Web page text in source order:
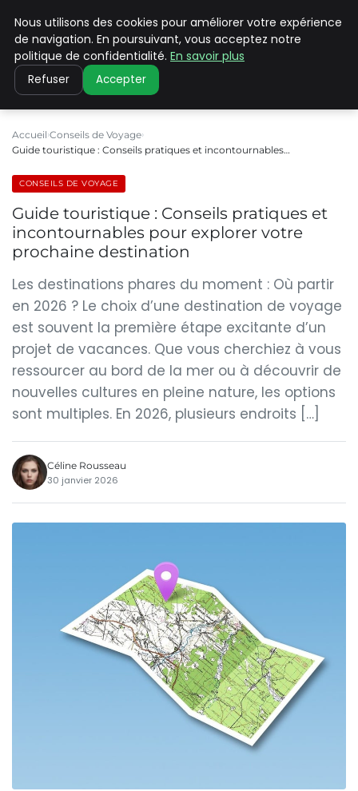
PILAT PATRIMOINES
Accueil Conseils de Voyage
Guide touristique : Conseils pratiques et incontournables…
CONSEILS DE VOYAGE
Guide touristique : Conseils pratiques et
incontournables pour explorer votre
prochaine destination
Les destinations phares du moment : Où partir
en 2026 ? Le choix d’une destination de voyage
est souvent la première étape excitante d’un
projet de vacances. Que vous cherchiez à vous
ressourcer au bord de la mer ou à découvrir de
nouvelles cultures en pleine nature, les options
sont multiples. En 2026, plusieurs endroits […]
Céline Rousseau
30 janvier 2026
Nous utilisons des cookies pour améliorer votre expérience
de navigation. En poursuivant, vous acceptez notre
politique de confidentialité. En savoir plus
Refuser Accepter